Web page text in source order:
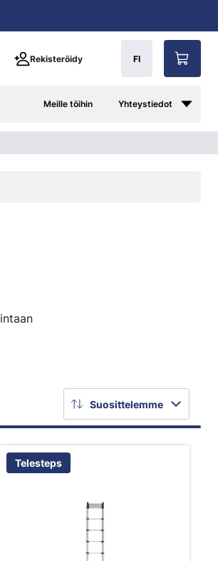
Rekisteröidy FI
Meille töihin Yhteystiedot
Suosittelemme
Telesteps